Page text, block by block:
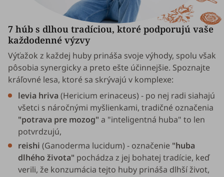
7 húb s dlhou tradíciou, ktoré podporujú vaše
každodenné výzvy
Výťažok z každej huby prináša svoje výhody, spolu však
pôsobia synergicky a preto ešte účinnejšie. Spoznajte
kráľovné lesa, ktoré sa skrývajú v komplexe:
levia hriva (Hericium erinaceus) - po nej radi siahajú
všetci s náročnými myšlienkami, tradičné označenia
"potrava pre mozog" a "inteligentná huba" to len
potvrdzujú,
reishi (Ganoderma lucidum) - označenie "huba
dlhého života" pochádza z jej bohatej tradície, keď
verili, že konzumácia tejto huby prináša dlhší život,